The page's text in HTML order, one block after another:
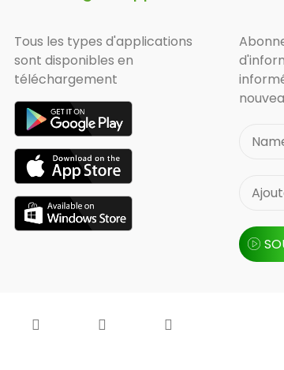
Tous les types d'applications
sont disponibles en
téléchargement